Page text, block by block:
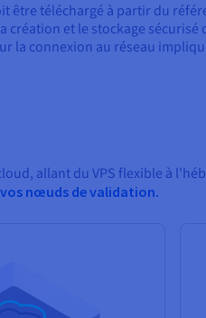
être téléchargé à partir du
et le stockage
la connexion au réseau
allant du VPS flexible à
nœuds de validation.